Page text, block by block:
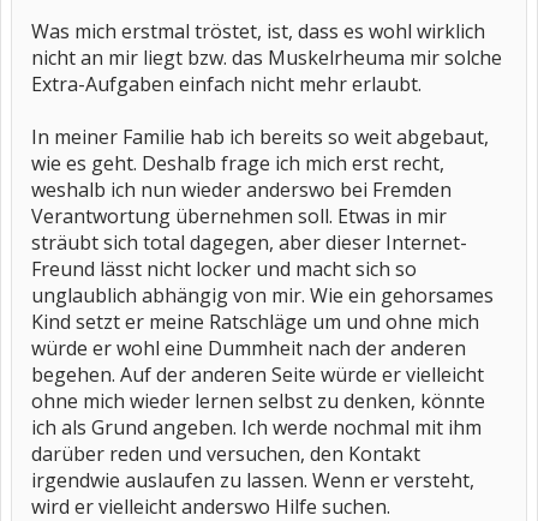
Was mich erstmal tröstet, ist, dass es wohl wirklich
nicht an mir liegt bzw. das Muskelrheuma mir solche
Extra-Aufgaben einfach nicht mehr erlaubt.
In meiner Familie hab ich bereits so weit abgebaut,
wie es geht. Deshalb frage ich mich erst recht,
weshalb ich nun wieder anderswo bei Fremden
Verantwortung übernehmen soll. Etwas in mir
sträubt sich total dagegen, aber dieser Internet-
Freund lässt nicht locker und macht sich so
unglaublich abhängig von mir. Wie ein gehorsames
Kind setzt er meine Ratschläge um und ohne mich
würde er wohl eine Dummheit nach der anderen
begehen. Auf der anderen Seite würde er vielleicht
ohne mich wieder lernen selbst zu denken, könnte
ich als Grund angeben. Ich werde nochmal mit ihm
darüber reden und versuchen, den Kontakt
irgendwie auslaufen zu lassen. Wenn er versteht,
wird er vielleicht anderswo Hilfe suchen.